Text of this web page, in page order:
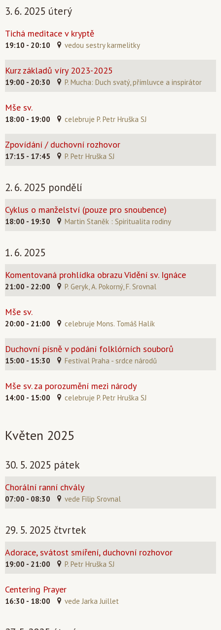
3. 6. 2025 úterý
Tichá meditace v kryptě
19:10 - 20:10 vedou sestry karmelitky
Kurz základů víry 2023-2025
19:00 - 20:30 P. Mucha: Duch svatý, přímluvce a inspirátor
Mše sv.
18:00 - 19:00 celebruje P. Petr Hruška SJ
Zpovídání / duchovní rozhovor
17:15 - 17:45 P. Petr Hruška SJ
2. 6. 2025 pondělí
Cyklus o manželství (pouze pro snoubence)
18:00 - 19:30 Martin Staněk : Spiritualita rodiny
1. 6. 2025
Komentovaná prohlídka obrazu Vidění sv. Ignáce
21:00 - 22:00 P. Geryk, A. Pokorný, F. Srovnal
Mše sv.
20:00 - 21:00 celebruje Mons. Tomáš Halík
Duchovní písně v podání folklórních souborů
15:00 - 15:30 Festival Praha - srdce národů
Mše sv. za porozumění mezi národy
14:00 - 15:00 celebruje P. Petr Hruška SJ
Květen 2025
30. 5. 2025 pátek
Chorální ranní chvály
07:00 - 08:30 vede Filip Srovnal
29. 5. 2025 čtvrtek
Adorace, svátost smíření, duchovní rozhovor
19:00 - 21:00 P. Petr Hruška SJ
Centering Prayer
16:30 - 18:00 vede Jarka Juillet